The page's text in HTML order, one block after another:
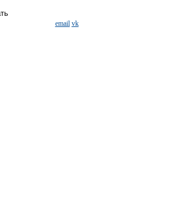
email vk